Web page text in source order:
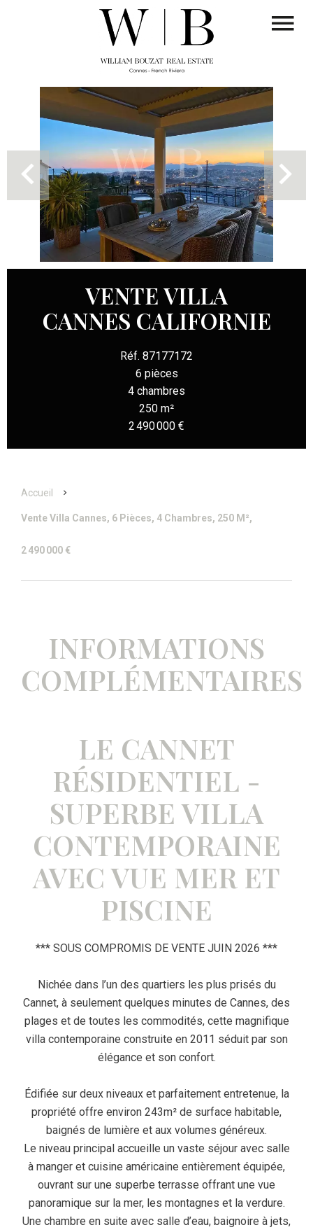
VENTE VILLA
CANNES CALIFORNIE
Réf. 87177172
6 pièces
4 chambres
250 m²
2 490 000 €
Accueil
Vente Villa Cannes, 6 Pièces, 4 Chambres, 250 M²,
2 490 000 €
INFORMATIONS
COMPLÉMENTAIRES
LE CANNET
RÉSIDENTIEL -
SUPERBE VILLA
CONTEMPORAINE
AVEC VUE MER ET
PISCINE
*** SOUS COMPROMIS DE VENTE JUIN 2026 ***
Nichée dans l’un des quartiers les plus prisés du
Cannet, à seulement quelques minutes de Cannes, des
plages et de toutes les commodités, cette magnifique
villa contemporaine construite en 2011 séduit par son
élégance et son confort.
Édifiée sur deux niveaux et parfaitement entretenue, la
propriété offre environ 243m² de surface habitable,
baignés de lumière et aux volumes généreux.
Le niveau principal accueille un vaste séjour avec salle
à manger et cuisine américaine entièrement équipée,
ouvrant sur une superbe terrasse offrant une vue
panoramique sur la mer, les montagnes et la verdure.
Une chambre en suite avec salle d’eau, baignoire à jets,